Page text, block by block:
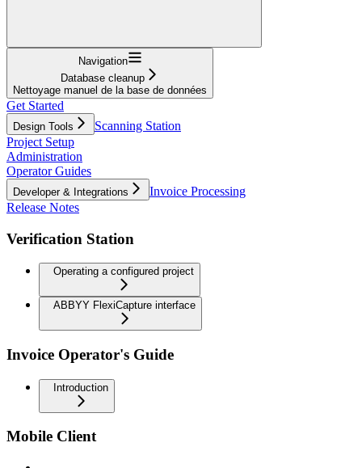
Navigation
Database cleanup
Nettoyage manuel de la base de données
Get Started
Design Tools
Scanning Station
Project Setup
Administration
Operator Guides
Developer & Integrations
Invoice Processing
Release Notes
Verification Station
Operating a configured project
ABBYY FlexiCapture interface
Invoice Operator's Guide
Introduction
Mobile Client